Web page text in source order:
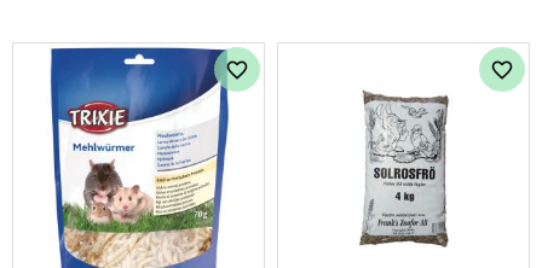
Lägg till i favoriter